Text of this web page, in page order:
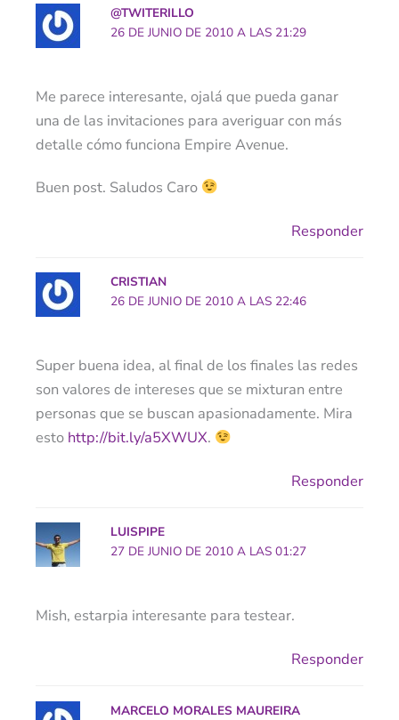
@TWITERILLO
26 DE JUNIO DE 2010 A LAS 21:29
Me parece interesante, ojalá que pueda ganar
una de las invitaciones para averiguar con más
detalle cómo funciona Empire Avenue.
Buen post. Saludos Caro
Responder
CRISTIAN
26 DE JUNIO DE 2010 A LAS 22:46
Super buena idea, al final de los finales las redes
son valores de intereses que se mixturan entre
personas que se buscan apasionadamente. Mira
esto http://bit.ly/a5XWUX.
Responder
LUISPIPE
27 DE JUNIO DE 2010 A LAS 01:27
Mish, estarpia interesante para testear.
Responder
MARCELO MORALES MAUREIRA